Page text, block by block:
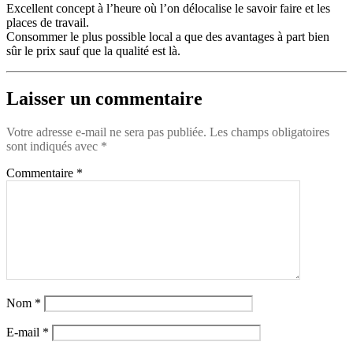
Excellent concept à l’heure où l’on délocalise le savoir faire et les
places de travail.
Consommer le plus possible local a que des avantages à part bien
sûr le prix sauf que la qualité est là.
Laisser un commentaire
Votre adresse e-mail ne sera pas publiée. Les champs obligatoires
sont indiqués avec *
Commentaire *
Nom *
E-mail *